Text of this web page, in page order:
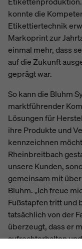
konnte die
Etikettiertechnik
Markoprint zur
einmal mehr, dass
auf die Zukunft
geprägt war.
So kann die Bluhm
marktführender
Lösungen für
ihre Produkte und
kennzeichnen
Rheinbreitbach
unsere Kunden,
gemeinsam mit
Bluhm. „Ich freue
Fußstapfen tritt und
tatsächlich von der
überzeugt, dass er
aufrechterhalten